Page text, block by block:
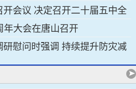
平主持并发表重要讲话
开会议 决定召开二十届五中全
形势和经济工作 中共中央总
年大会在唐山召开
研慰问时强调 持续提升防灾减
人民群众生命财产安全